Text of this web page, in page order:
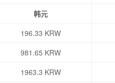
韩元
196.33 KRW
981.65 KRW
1963.3 KRW